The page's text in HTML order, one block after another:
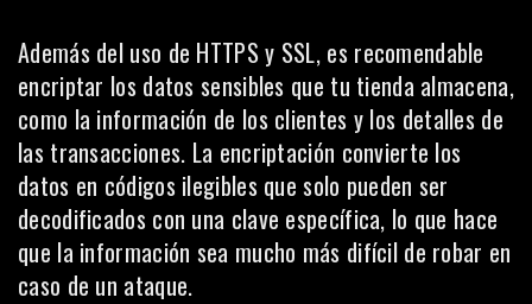
Además del uso de HTTPS y SSL, es recomendable
encriptar los datos sensibles que tu tienda almacena,
como la información de los clientes y los detalles de
las transacciones. La encriptación convierte los
datos en códigos ilegibles que solo pueden ser
decodificados con una clave específica, lo que hace
que la información sea mucho más difícil de robar en
caso de un ataque.